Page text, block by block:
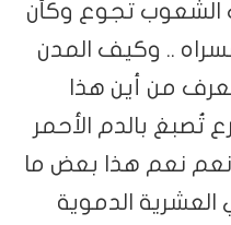
الشعوب تجوع وكأن
.. وكيف المدن
من أين هذا
تُصبغ بالدم الأحمر
.. نعم نعم هذا بعض ما
الدموية